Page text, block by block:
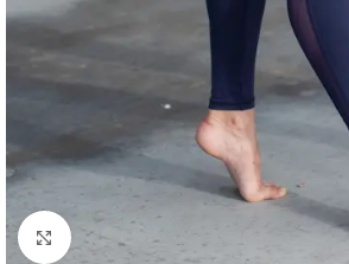
Click to enlarge